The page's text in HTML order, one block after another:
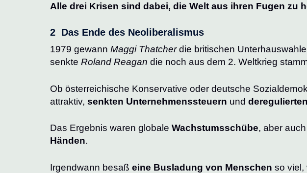
Alle drei Krisen sind dabei, die Welt aus ihren Fugen zu
2 Das Ende des Neoliberalismus
1979 gewann Maggi Thatcherdie britischen
senkte Roland Reagan die noch aus dem 2. Weltkrieg
Ob österreichische Konservative oder deutsche
attraktiv, senkten Unternehmenssteuern und
Das Ergebnis waren globale Wachstumsschübe, aber
Händen.
Irgendwann besaß eine Busladung von Menschen so viel,